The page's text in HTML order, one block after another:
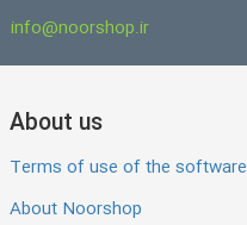
info@noorshop.ir
About us
Terms of use of the software
About Noorshop